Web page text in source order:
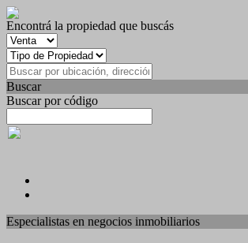
Encontrá la propiedad que buscás
Buscar
Buscar por código
Especialistas en negocios inmobiliarios